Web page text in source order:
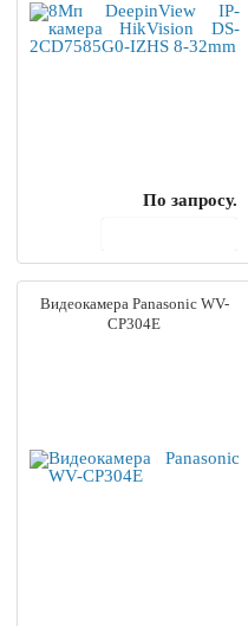
По запросу.
Видеокамера Panasonic WV-
CP304E